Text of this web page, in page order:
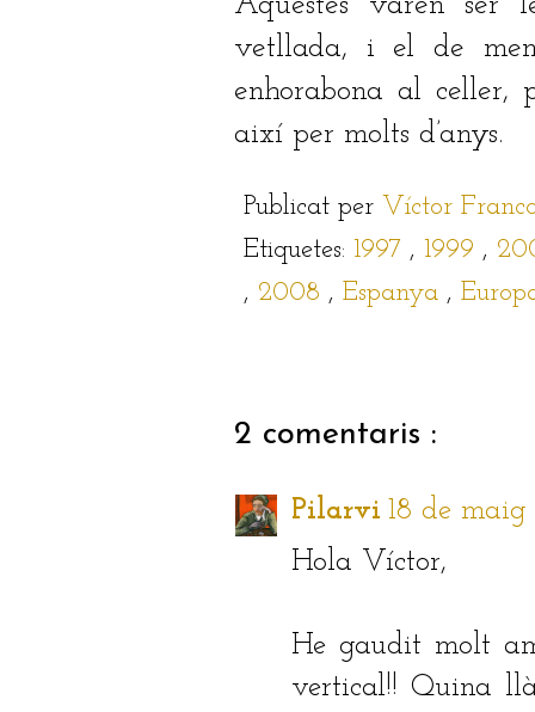
vetllada, i el de
enhorabona al celler,
així per molts d’anys.
Publicat per Víctor
Etiquetes: 1997 , 1999 ,
, 2008 , Espanya ,
2 comentaris :
Pilarvi 18 de maig
Hola Víctor,
He gaudit molt
vertical!! Quina